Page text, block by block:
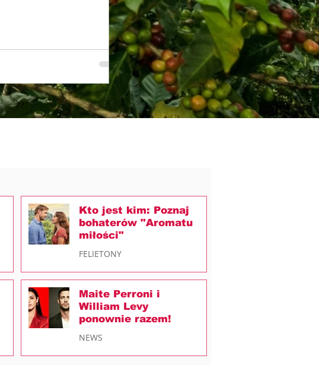
Kto jest kim: Poznaj
bohaterów "Aromatu
miłości"
FELIETONY
Maite Perroni i
William Levy
ponownie razem!
NEWS